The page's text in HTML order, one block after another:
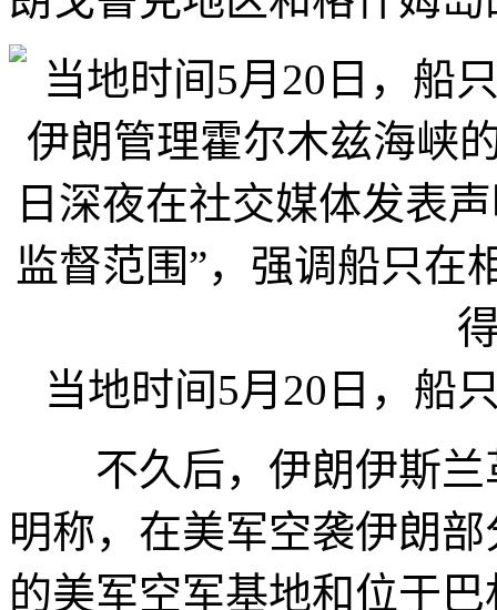
当地时间5月20日，船
不久后，伊朗伊斯兰
明称，在美军空袭伊朗
的美军空军基地和位于